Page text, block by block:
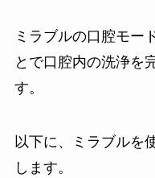
ミラブルの口腔モー
とで口腔内の洗浄を
す。
以下に、ミラブルを
します。